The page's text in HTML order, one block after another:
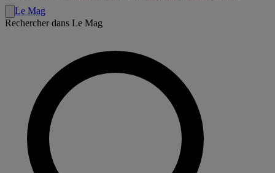
Le Mag
Rechercher dans Le Mag